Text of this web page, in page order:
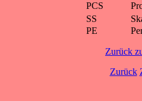
PCS
SS
PE
Zurück
Zurück